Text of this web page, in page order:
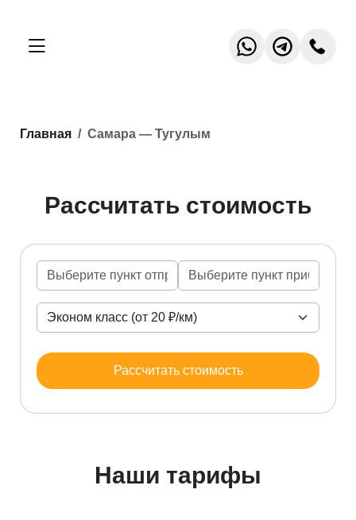
Главная Самара — Тугулым
Рассчитать стоимость
Рассчитать стоимость
Наши тарифы